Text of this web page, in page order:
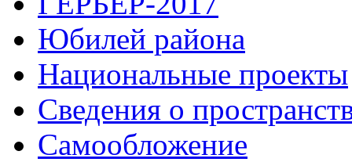
Юбилей района
Национальные проекты
Сведения о
Самообложение